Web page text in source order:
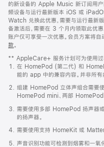
页
脚
的新设备的 Apple Music 新订阅用户
频设备与运行最新版本 iOS 或
Watch 兑换此优惠，需要与运行最新
备激活后，需要在 3 个月内领取此优
账户仅可享受一次优惠。会员方案将自
款。
窗
口
中
打
开)
** AppleCare+ 服务计划可为使用过
在 HomePod (第二代) 和
能的 app 中的兼容内容。并非所有
组建 HomePod 立体声组合需要
HomePod mini、两部
需要使用多部 HomePod 扬声器
的扬声器。
需要使用支持 HomeKit 或 Matter
声音识别功能可检测到烟雾和一氧